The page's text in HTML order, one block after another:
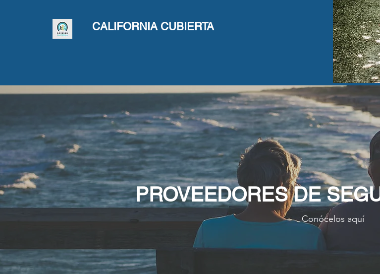
CALIFORNIA CUBIERTA
PROVEEDORES DE
Conócelos aquí